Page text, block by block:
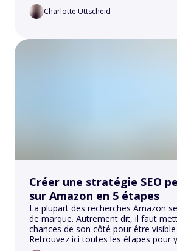
Charlotte Uttscheid
Créer une stratégie SEO
sur Amazon en 5 étapes
La plupart des recherches Amazon
de marque. Autrement dit, il faut
chances de son côté pour être
Retrouvez ici toutes les étapes pour